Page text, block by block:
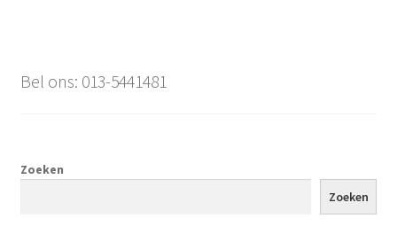
Bel ons: 013-5441481
Zoeken
Zoeken